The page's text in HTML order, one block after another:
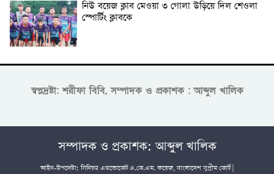
নিউ বয়েজ ক্লাব মেওয়া ৩ গোলা উড়িয়ে দিল শেওলা
স্পোর্টিং ক্লাবকে
স্বপ্নদ্রষ্টা: শরীফা বিবি, সম্পাদক ও প্রকাশক : আব্দুল খালিক
সম্পাদক ও প্রকাশক: আব্দুল খালিক
আইন-উপদেষ্টা: সিনিয়র এডভোকেট এ.কে.এম. ফয়েজ, বাংলাদেশ সুপ্রীম কোর্ট |